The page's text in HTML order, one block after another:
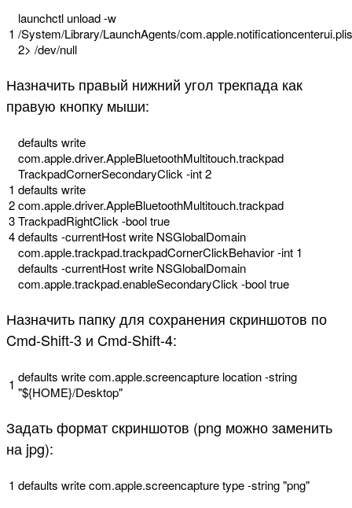
1
launchctl unload-w
/System/Library/LaunchAgents/com.apple.notificationcenterui.
2> /dev/null
Назначить правый нижний угол трекпада как
правую кнопку мыши:
1
2
3
4
defaults write
com.apple.driver.AppleBluetoothMultitouch.trackpad
TrackpadCornerSecondaryClick -int2
defaults write
com.apple.driver.AppleBluetoothMultitouch.trackpad
TrackpadRightClick -booltrue
defaults -currentHostwrite NSGlobalDomain
com.apple.trackpad.trackpadCornerClickBehavior-int 1
defaults -currentHostwrite NSGlobalDomain
com.apple.trackpad.enableSecondaryClick -booltrue
Назначить папку для сохранения скриншотов по
Cmd-Shift-3 и Cmd-Shift-4:
1 defaults writecom.apple.screencapture location-string
"${HOME}/Desktop"
Задать формат скриншотов (png можно заменить
на jpg):
1 defaults writecom.apple.screencapturetype-string"png"